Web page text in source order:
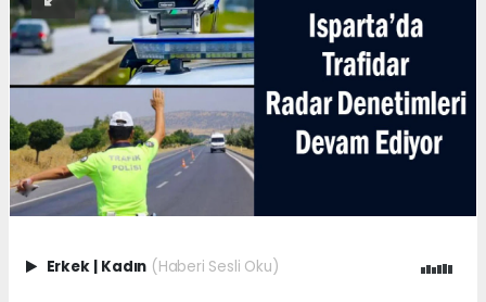
Erkek | Kadın (Haberi Sesli Oku)